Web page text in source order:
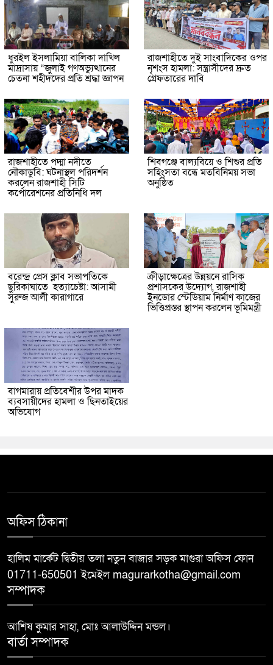
ধুরইল ইসলামিয়া বালিকা দাখিল
মাদ্রাসায় “জুলাই গণঅভ্যুত্থানের
চেতনা শহীদদের প্রতি শ্রদ্ধা জ্ঞাপন
রাজশাহীতে দুই সাংবাদিকের ওপর
নৃশংস হামলা: সন্ত্রাসীদের দ্রুত
গ্রেফতারের দাবি
রাজশাহীতে পদ্মা নদীতে
নৌকাডুবি: ঘটনাস্থল পরিদর্শন
করলেন রাজশাহী সিটি
কর্পোরেশনের প্রতিনিধি দল
শিবগঞ্জে বাল্যবিয়ে ও শিশুর প্রতি
সহিংসতা বন্ধে মতবিনিময় সভা
অনুষ্ঠিত
বরেন্দ্র প্রেস ক্লাব সভাপতিকে
ছুরিকাঘাতে হত্যাচেষ্টা: আসামী
সুরুজ আলী কারাগারে
ক্রীড়াক্ষেত্রের উন্নয়নে রাসিক
প্রশাসকের উদ্যোগ, রাজশাহী
ইনডোর স্টেডিয়াম নির্মাণ কাজের
ভিত্তিপ্রস্তর স্থাপন করলেন ভূমিমন্ত্রী
বাগমারায় প্রতিবেশীর উপর মাদক
ব্যবসায়ীদের হামলা ও ছিনতাইয়ের
অভিযোগ
অফিস ঠিকানা
হালিম মার্কেট দ্বিতীয় তলা নতুন বাজার সড়ক মাগুরা অফিস ফোন
01711-650501 ইমেইল magurarkotha@gmail.com
সম্পাদক
আশিষ কুমার সাহা, মোঃ আলাউদ্দিন মন্ডল।
বার্তা সম্পাদক